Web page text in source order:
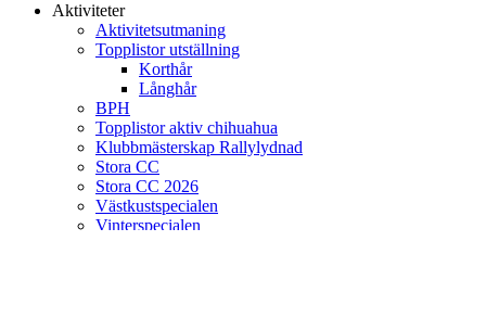
Aktiviteter
Aktivitetsutmaning
Topplistor utställning
Korthår
Långhår
BPH
Topplistor aktiv chihuahua
Klubbmästerskap Rallylydnad
Stora CC
Stora CC 2026
Västkustspecialen
Vinterspecialen